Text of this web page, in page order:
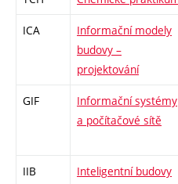
ICA
Informační modely
budovy –
projektování
GIF
Informační systémy
a počítačové sítě
IIB Inteligentní budovy